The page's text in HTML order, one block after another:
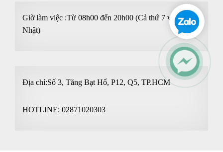
Giờ làm việc :Từ 08h00 đến 20h00 (Cả thứ 7 và Chủ
Nhật)
Địa chỉ:Số 3, Tăng Bạt Hổ, P12, Q5, TP.HCM
HOTLINE: 02871020303